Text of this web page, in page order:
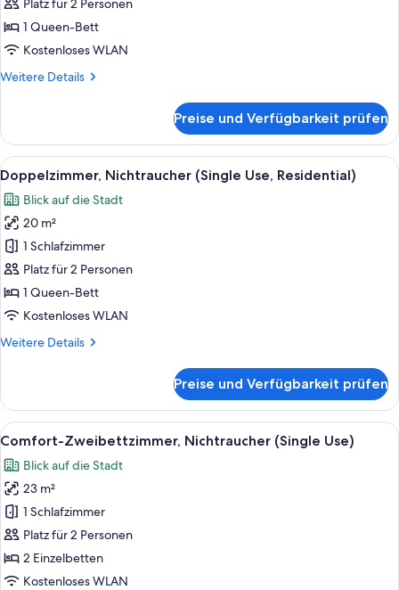
(Single
Use
with
anzeigen
Platz für 2 Personen
1 Queen-Bett
Kostenloses WLAN
Weitere Details
Weitere
Doppelzimmer,
Nichtraucher
(Single
Use
with
table)
Preise und Verfügbarkeit prüfen
Alle
Fotos
für
Doppelzimmer,
Nichtraucher
(Single
Use,
Residential)
Ein modernes Hotelzimmer mit
20
Doppelzimmer, Nichtraucher (Single Use, Residential)
Blick auf die Stadt
20 m²
1 Schlafzimmer
Platz für 2 Personen
1 Queen-Bett
Kostenloses WLAN
Weitere Details
Weitere
Nichtraucher
(Single
Use,
Preise und Verfügbarkeit prüfen
Alle
Fotos
für
Comfort-
Zweibettzimmer,
Nichtraucher
(Single
Use)
Ein modernes Schlafzimmer mit
20
Comfort-Zweibettzimmer, Nichtraucher (Single Use)
Blick auf die Stadt
23 m²
1 Schlafzimmer
Platz für 2 Personen
2 Einzelbetten
Kostenloses WLAN